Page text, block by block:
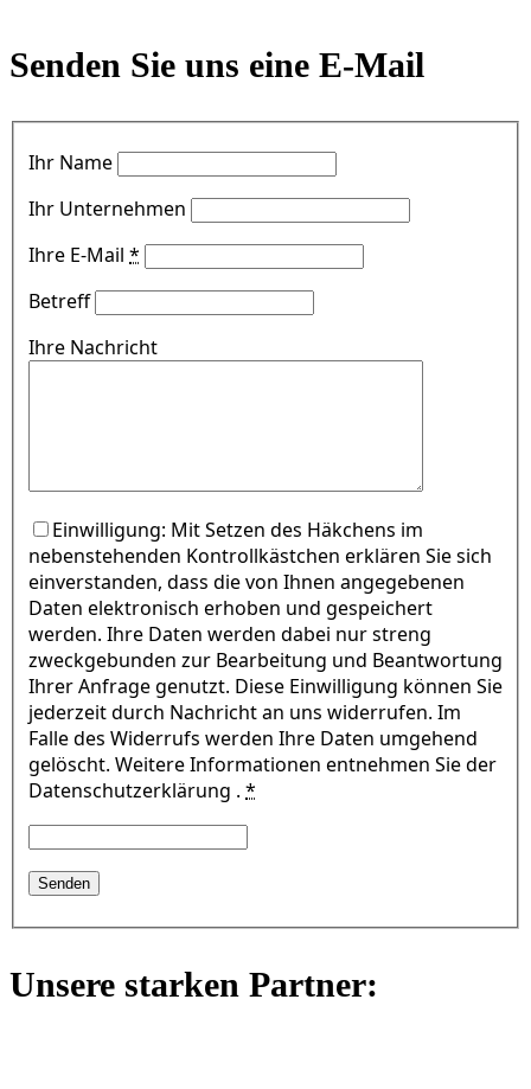
Senden Sie uns eine E-Mail
Ihr Name
Ihr Unternehmen
Ihre E-Mail *
Betreff
Ihre Nachricht
Einwilligung: Mit Setzen des Häkchens im
nebenstehenden Kontrollkästchen erklären Sie sich
einverstanden, dass die von Ihnen angegebenen
Daten elektronisch erhoben und gespeichert
werden. Ihre Daten werden dabei nur streng
zweckgebunden zur Bearbeitung und Beantwortung
Ihrer Anfrage genutzt. Diese Einwilligung können Sie
jederzeit durch Nachricht an uns widerrufen. Im
Falle des Widerrufs werden Ihre Daten umgehend
gelöscht. Weitere Informationen entnehmen Sie der
Datenschutzerklärung . *
Unsere starken Partner: